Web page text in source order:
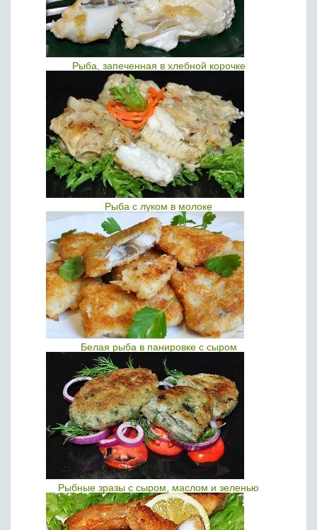
Рыба, запеченная в хлебной корочке
Рыба с луком в молоке
Белая рыба в панировке с сыром
Рыбные зразы с сыром, маслом и зеленью